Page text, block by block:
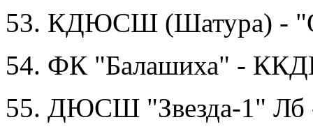
53. КДЮСШ (Шатура) -
54. ФК "Балашиха" -
55. ДЮСШ "Звезда-1"